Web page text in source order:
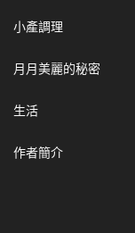
小產調理
月月美麗的秘密
生活
作者簡介